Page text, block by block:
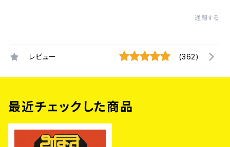
通報する
レビュー (362)
最近チェックした商品